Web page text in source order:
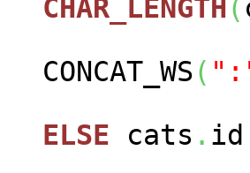
CHAR_LENGTH(
CONCAT_WS(
ELSE cats . id